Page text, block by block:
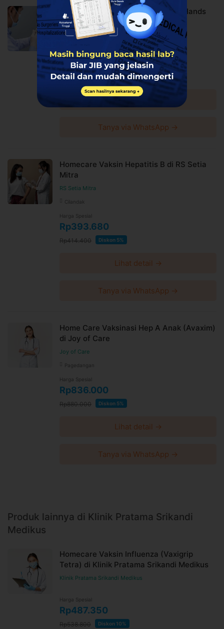
fee, biaya pemeliharaan platform.Homecare Vita Defense di Caring Hands
Caring Hands
Kelapa Gading
Harga Spesial
Rp617.500
Rp1.300.000 Diskon 53%
Lihat detail →
Tanya via WhatsApp →
Homecare Vaksin Hepatitis B di RS Setia
Mitra
RS Setia Mitra
Cilandak
Harga Spesial
Rp393.680
Rp414.400 Diskon 5%
Lihat detail →
Tanya via WhatsApp →
Home Care Vaksinasi Hep A Anak (Avaxim)
di Joy of Care
Joy of Care
Pagedangan
Harga Spesial
Rp836.000
Rp880.000 Diskon 5%
Lihat detail →
Tanya via WhatsApp →
Produk lainnya di Klinik Pratama Srikandi
Medikus
Homecare Vaksin Influenza (Vaxigrip
Tetra) di Klinik Pratama Srikandi Medikus
Klinik Pratama Srikandi Medikus
Harga Spesial
Rp487.350
Rp538.800 Diskon 10%